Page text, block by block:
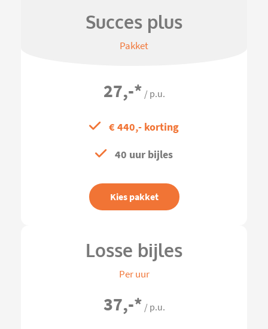
Succes plus
Pakket
27,-* / p.u.
€ 440,- korting
40 uur bijles
Kies pakket
Losse bijles
Per uur
37,-* / p.u.